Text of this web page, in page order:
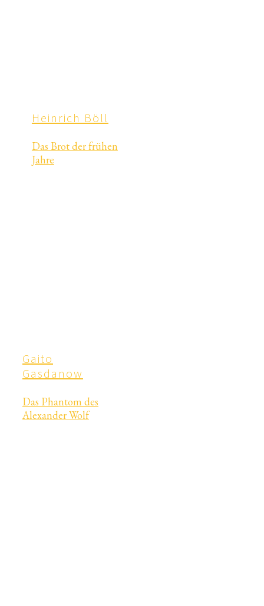
Heinrich Böll
Das Brot der frühen
Jahre
Gaito
Gasdanow
Das Phantom des
Alexander Wolf